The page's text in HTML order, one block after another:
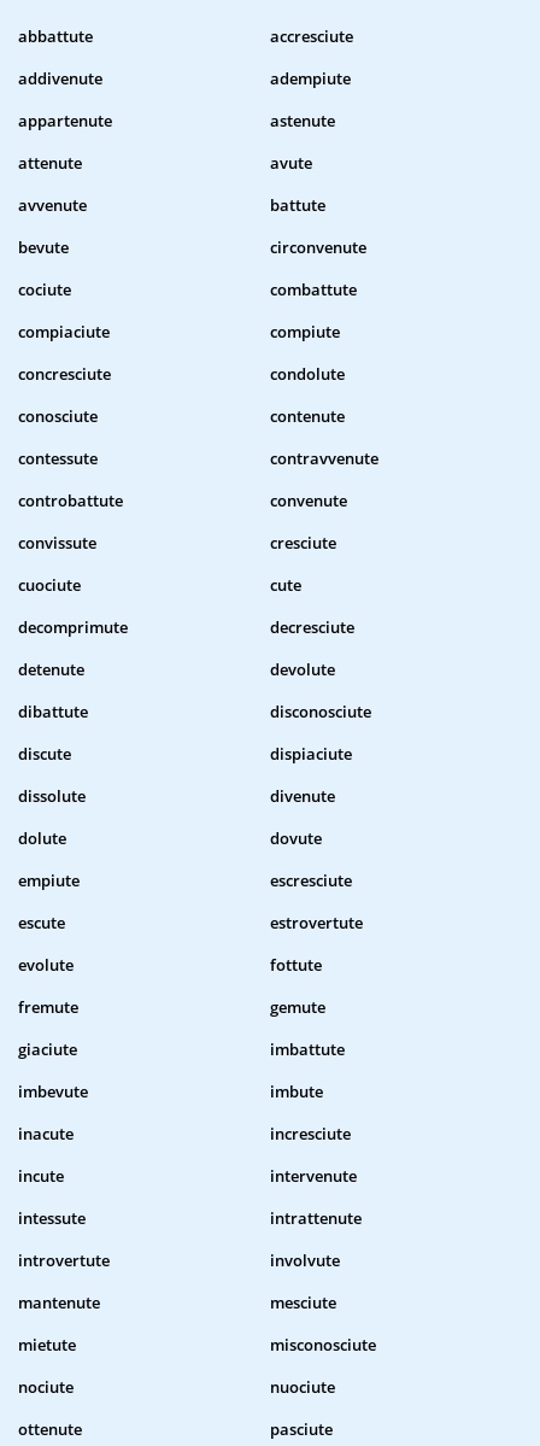
abbattute
accresciute
addivenute
adempiute
appartenute
astenute
attenute
avute
avvenute
battute
bevute
circonvenute
cociute
combattute
compiaciute
compiute
concresciute
condolute
conosciute
contenute
contessute
contravvenute
controbattute
convenute
convissute
cresciute
cuociute
cute
decomprimute
decresciute
detenute
devolute
dibattute
disconosciute
discute
dispiaciute
dissolute
divenute
dolute
dovute
empiute
escresciute
escute
estrovertute
evolute
fottute
fremute
gemute
giaciute
imbattute
imbevute
imbute
inacute
incresciute
incute
intervenute
intessute
intrattenute
introvertute
involvute
mantenute
mesciute
mietute
misconosciute
nociute
nuociute
ottenute
pasciute